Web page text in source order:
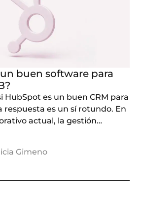
buen software para
HubSpot es un buen CRM para
respuesta es un sí rotundo. En
actual, la gestión…
Gimeno